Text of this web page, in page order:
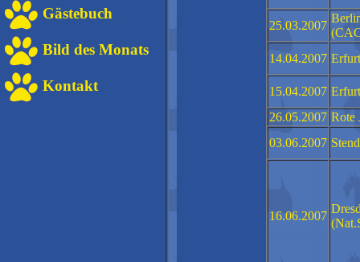
Gästebuch
Bild des Monats
Kontakt
25.03.2007
14.04.2007 Erfurt
15.04.2007
26.05.2007 Rote
03.06.2007
16.06.2007